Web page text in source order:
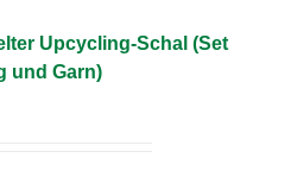
Upcycling-Schal (Set
und Garn)